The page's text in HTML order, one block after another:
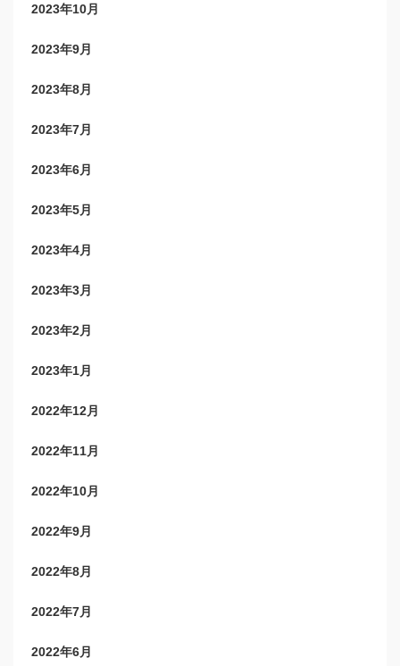
2023年10月
2023年9月
2023年8月
2023年7月
2023年6月
2023年5月
2023年4月
2023年3月
2023年2月
2023年1月
2022年12月
2022年11月
2022年10月
2022年9月
2022年8月
2022年7月
2022年6月